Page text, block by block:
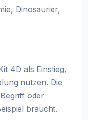
Dinosaurier,
4D als Einstieg,
nutzen. Die
oder
braucht.